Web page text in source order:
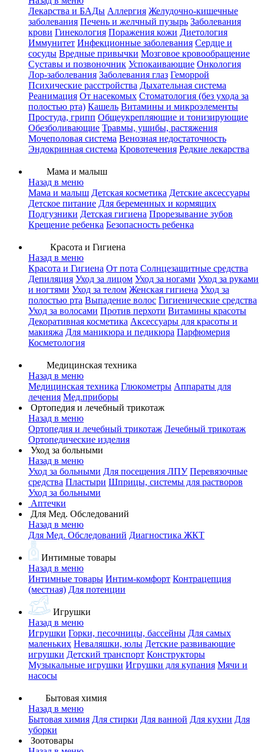
Лекарства и БАДы Аллергия Желудочно-кишечные
заболевания Печень и желчный пузырь Заболевания
крови Гинекология Поражения кожи Диетология
Иммунитет Инфекционные заболевания Сердце и
сосуды Вредные привычки Мозговое кровообращение
Суставы и позвоночник Успокаивающие Онкология
Лор-заболевания Заболевания глаз Геморрой
Психические расстройства Дыхательная система
Реанимация От насекомых Стоматология (без ухода за
полостью рта) Кашель Витамины и микроэлементы
Простуда, грипп Общеукрепляющие и тонизирующие
Обезболивающие Травмы, ушибы, растяжения
Мочеполовая система Венозная недостаточность
Эндокринная система Кровотечения Редкие лекарства
Мама и малыш
Назад в меню
Мама и малыш Детская косметика Детские аксессуары
Детское питание Для беременных и кормящих
Подгузники Детская гигиена Прорезывание зубов
Крещение ребенка Безопасность ребенка
Красота и Гигиена
Назад в меню
Красота и Гигиена От пота Солнцезащитные средства
Депиляция Уход за лицом Уход за ногами Уход за руками
и ногтями Уход за телом Женская гигиена Уход за
полостью рта Выпадение волос Гигиенические средства
Уход за волосами Против перхоти Витамины красоты
Декоративная косметика Аксессуары для красоты и
макияжа Для маникюра и педикюра Парфюмерия
Косметология
Медицинская техника
Назад в меню
Медицинская техника Глюкометры Аппараты для
лечения Мед.приборы
Ортопедия и лечебный трикотаж
Назад в меню
Ортопедия и лечебный трикотаж Лечебный трикотаж
Ортопедические изделия
Уход за больными
Назад в меню
Уход за больными Для посещения ЛПУ Перевязочные
средства Пластыри Шприцы, системы для растворов
Уход за больными
Аптечки
Для Мед. Обследований
Назад в меню
Для Мед. Обследований Диагностика ЖКТ
Интимные товары
Назад в меню
Интимные товары Интим-комфорт Контрацепция
(местная) Для потенции
Игрушки
Назад в меню
Игрушки Горки, песочницы, бассейны Для самых
маленьких Неваляшки, юлы Детские развивающие
игрушки Детский транспорт Конструкторы
Музыкальные игрушки Игрушки для купания Мячи и
насосы
Бытовая химия
Назад в меню
Бытовая химия Для стирки Для ванной Для кухни Для
уборки
Зоотовары